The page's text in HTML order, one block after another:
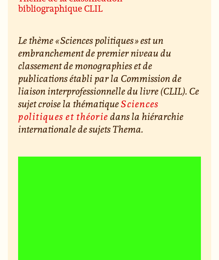
bibliographique CLIL
Le thème « Sciences politiques » est un
embranchement de premier niveau du
classement de monographies et de
publications établi par la Commission de
liaison interprofessionnelle du livre (CLIL). Ce
sujet croise la thématiqueSciences
politiques et théoriedans la hiérarchie
internationale de sujets Thema.